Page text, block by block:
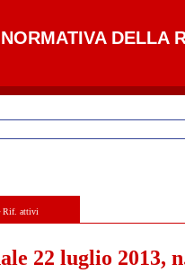
DELLA
Rif. attivi
22 luglio 2013,